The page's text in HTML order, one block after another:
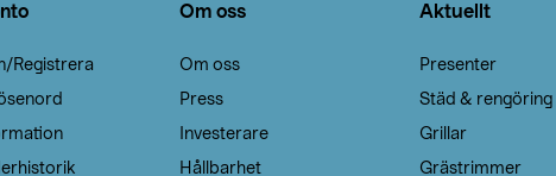
Registrera
Om oss
Om oss
Press
Investerare
Hållbarhet
Aktuellt
Presenter
Städ & rengöring
Grillar
Grästrimmer